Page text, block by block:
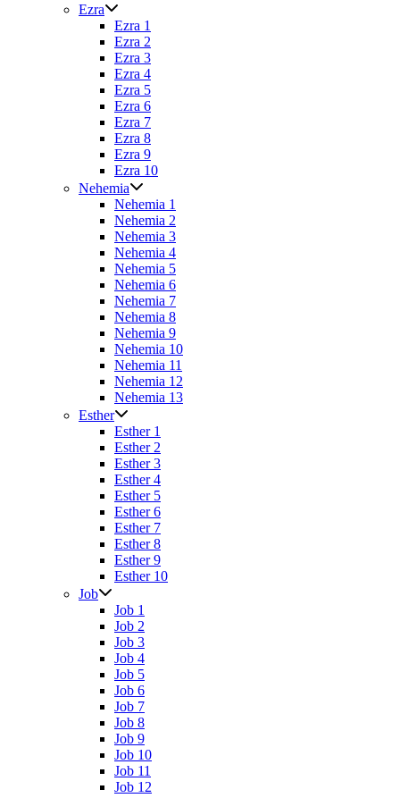
Ezra
Ezra 1
Ezra 2
Ezra 3
Ezra 4
Ezra 5
Ezra 6
Ezra 7
Ezra 8
Ezra 9
Ezra 10
Nehemia
Nehemia 1
Nehemia 2
Nehemia 3
Nehemia 4
Nehemia 5
Nehemia 6
Nehemia 7
Nehemia 8
Nehemia 9
Nehemia 10
Nehemia 11
Nehemia 12
Nehemia 13
Esther
Esther 1
Esther 2
Esther 3
Esther 4
Esther 5
Esther 6
Esther 7
Esther 8
Esther 9
Esther 10
Job
Job 1
Job 2
Job 3
Job 4
Job 5
Job 6
Job 7
Job 8
Job 9
Job 10
Job 11
Job 12